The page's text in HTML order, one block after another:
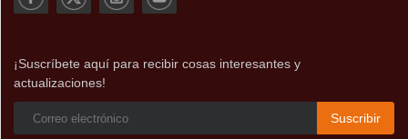
¡Suscríbete aquí para recibir cosas interesantes y
actualizaciones!
Suscribir